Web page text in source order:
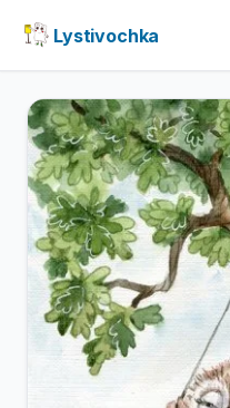
Lystivochka